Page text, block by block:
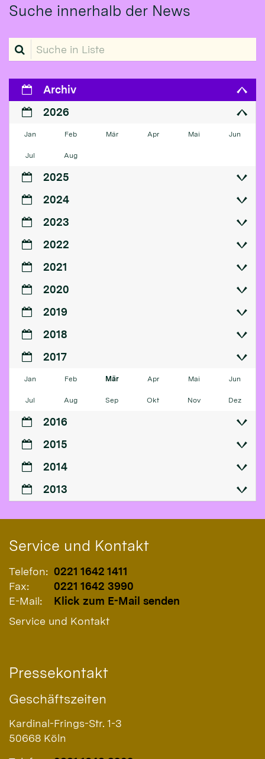
Suche innerhalb der News
Suche in Liste
Archiv
2026
Jan Feb Mär Apr Mai Jun
Jul Aug
2025
2024
2023
2022
2021
2020
2019
2018
2017
Jan Feb Mär Apr Mai Jun
Jul Aug Sep Okt Nov Dez
2016
2015
2014
2013
Service und Kontakt
Telefon: 0221 1642 1411
Fax:
0221 1642 3990
E-Mail:
Klick zum E-Mail senden
Service und Kontakt
Pressekontakt
Geschäftszeiten
Kardinal-Frings-Str. 1-3
50668 Köln